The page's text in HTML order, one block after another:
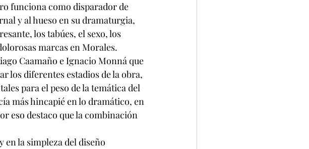
funciona como disparador de
y al hueso en su dramaturgia,
los tabúes, el sexo, los
marcas en Morales.
Caamaño e Ignacio Monná que
los diferentes estadios de la obra,
para el peso de la temática del
más hincapié en lo dramático, en
eso destaco que la combinación
en la simpleza del diseño